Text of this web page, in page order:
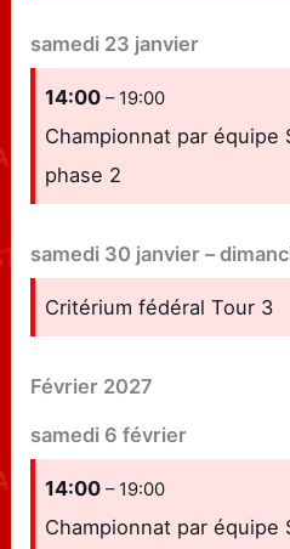
samedi 23 janvier
14:00– 19:00
Championnat par équipe
phase 2
samedi 30 janvier –
Critérium fédéral Tour 3
Février 2027
samedi 6 février
14:00– 19:00
Championnat par équipe